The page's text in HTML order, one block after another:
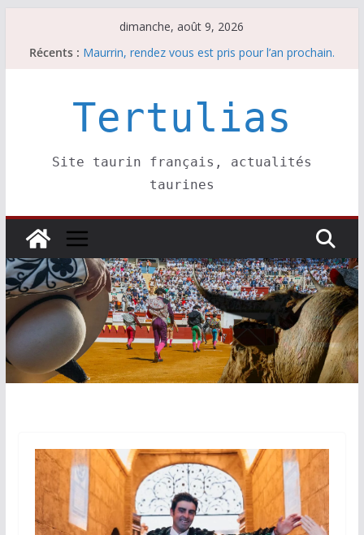
dimanche, août 9, 2026
Récents : Maurrin, rendez vous est pris pour l’an prochain.
Parentis, La Golosina: une première étape
Les brèves du samedi 8 août
Tertulias
Site taurin français, actualités
taurines